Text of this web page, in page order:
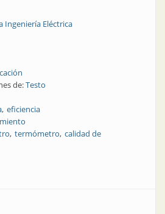
Ingeniería Eléctrica
de:Testo
eficiencia
termómetro calidad de
para el mantenimiento edilicio